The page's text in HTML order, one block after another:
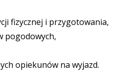
fizycznej i przygotowania,
opiekunów na wyjazd.